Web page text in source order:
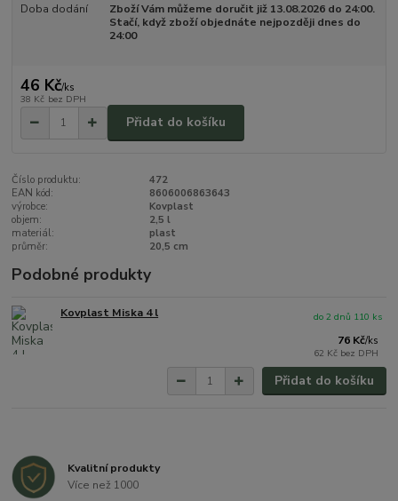
Doba dodání
Zboží Vám můžeme doručit již 13.08.2026 do 24:00.
Stačí, když zboží objednáte nejpozději dnes do
24:00
46 Kč/ks
38 Kč bez DPH
Přidat do košíku
Číslo produktu:
472
EAN kód:
8606006863643
výrobce:
Kovplast
objem:
2,5 l
materiál:
plast
průměr:
20,5 cm
Podobné produkty
Kovplast Miska 4 l
76 Kč/ks
62 Kč bez DPH
do 2 dnů 110 ks
Přidat do košíku
Kvalitní produkty
Více než 1000